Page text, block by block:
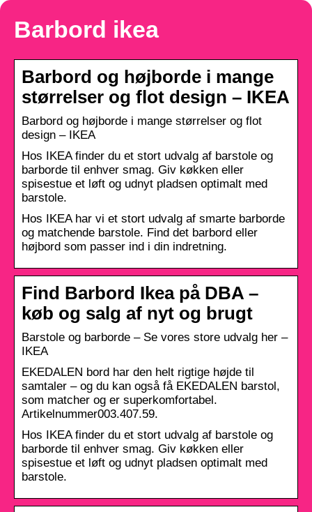
Barbord ikea
Barbord og højborde i mange
størrelser og flot design – IKEA
Barbord og højborde i mange størrelser og flot
design – IKEA
Hos IKEA finder du et stort udvalg af barstole og
barborde til enhver smag. Giv køkken eller
spisestue et løft og udnyt pladsen optimalt med
barstole.
Hos IKEA har vi et stort udvalg af smarte barborde
og matchende barstole. Find det barbord eller
højbord som passer ind i din indretning.
Find Barbord Ikea på DBA –
køb og salg af nyt og brugt
Barstole og barborde – Se vores store udvalg her –
IKEA
EKEDALEN bord har den helt rigtige højde til
samtaler – og du kan også få EKEDALEN barstol,
som matcher og er superkomfortabel.
Artikelnummer003.407.59.
Hos IKEA finder du et stort udvalg af barstole og
barborde til enhver smag. Giv køkken eller
spisestue et løft og udnyt pladsen optimalt med
barstole.